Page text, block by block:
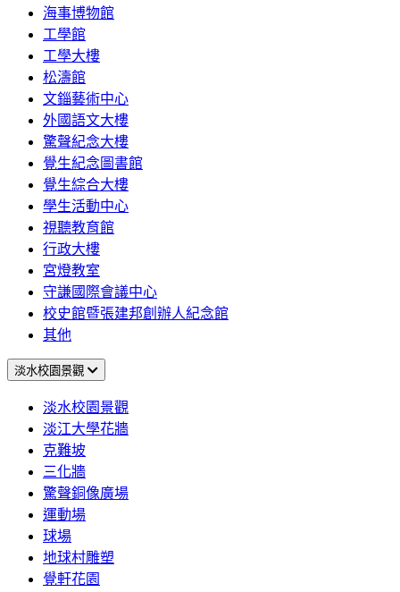
海事博物館
工學館
工學大樓
松濤館
文錙藝術中心
外國語文大樓
驚聲紀念大樓
覺生紀念圖書館
覺生綜合大樓
學生活動中心
視聽教育館
行政大樓
宮燈教室
守謙國際會議中心
校史館暨張建邦創辦人紀念館
其他
淡水校園景觀
淡水校園景觀
淡江大學花牆
克難坡
三化牆
驚聲銅像廣場
運動場
球場
地球村雕塑
覺軒花園